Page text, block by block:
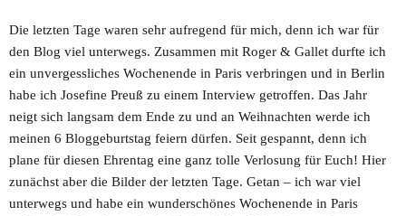
Die letzten Tage waren sehr aufregend für mich, denn ich war für
den Blog viel unterwegs. Zusammen mit Roger & Gallet durfte ich
ein unvergessliches Wochenende in Paris verbringen und in Berlin
habe ich Josefine Preuß zu einem Interview getroffen. Das Jahr
neigt sich langsam dem Ende zu und an Weihnachten werde ich
meinen 6 Bloggeburtstag feiern dürfen. Seit gespannt, denn ich
plane für diesen Ehrentag eine ganz tolle Verlosung für Euch! Hier
zunächst aber die Bilder der letzten Tage. Getan – ich war viel
unterwegs und habe ein wunderschönes Wochenende in Paris